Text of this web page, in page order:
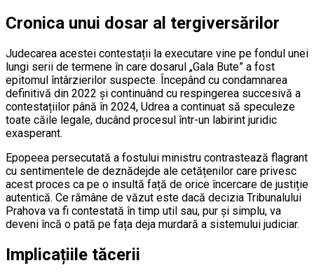
Cronica unui dosar al tergiversărilor
Judecarea acestei contestații la executare vine pe fondul unei
lungi serii de termene în care dosarul „Gala Bute” a fost
epitomul întârzierilor suspecte. Începând cu condamnarea
definitivă din 2022 și continuând cu respingerea succesivă a
contestațiilor până în 2024, Udrea a continuat să speculeze
toate căile legale, ducând procesul într-un labirint juridic
exasperant.
Epopeea persecutată a fostului ministru contrastează flagrant
cu sentimentele de deznădejde ale cetățenilor care privesc
acest proces ca pe o insultă față de orice încercare de justiție
autentică. Ce rămâne de văzut este dacă decizia Tribunalului
Prahova va fi contestată în timp util sau, pur și simplu, va
deveni încă o pată pe fața deja murdară a sistemului judiciar.
Implicațiile tăcerii